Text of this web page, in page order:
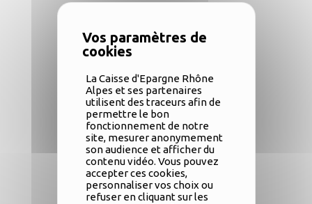
La Caisse d'Epargne Rhône
Alpes et ses partenaires
utilisent des traceurs afin de
permettre le bon
fonctionnement de notre
site, mesurer anonymement
son audience et afficher du
contenu vidéo. Vous pouvez
accepter ces cookies,
personnaliser vos choix ou
refuser en cliquant sur les